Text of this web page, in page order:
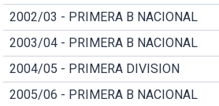
2002/03 - PRIMERA B NACIONAL
2003/04 - PRIMERA B NACIONAL
2004/05 - PRIMERA DIVISION
2005/06 - PRIMERA B NACIONAL